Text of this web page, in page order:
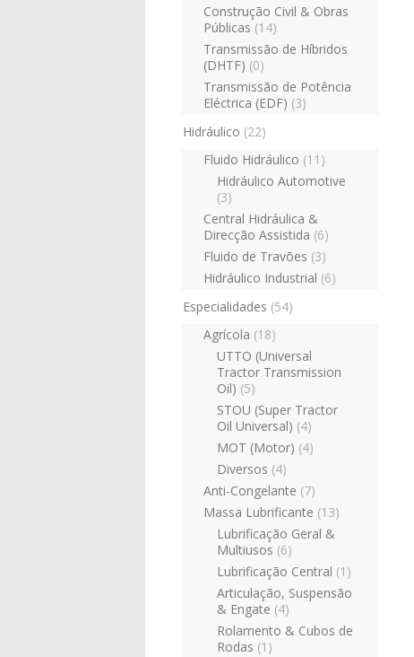
Construção Civil & Obras
Públicas (14)
Transmissão de Híbridos
(DHTF) (0)
Transmissão de Potência
Eléctrica (EDF) (3)
Hidráulico (22)
Fluido Hidráulico (11)
Hidráulico Automotive
(3)
Central Hidráulica &
Direcção Assistida (6)
Fluido de Travões (3)
Hidráulico Industrial (6)
Especialidades (54)
Agrícola (18)
UTTO (Universal
Tractor Transmission
Oil) (5)
STOU (Super Tractor
Oil Universal) (4)
MOT (Motor) (4)
Diversos (4)
Anti-Congelante (7)
Massa Lubrificante (13)
Lubrificação Geral &
Multiusos (6)
Lubrificação Central (1)
Articulação, Suspensão
& Engate (4)
Rolamento & Cubos de
Rodas (1)